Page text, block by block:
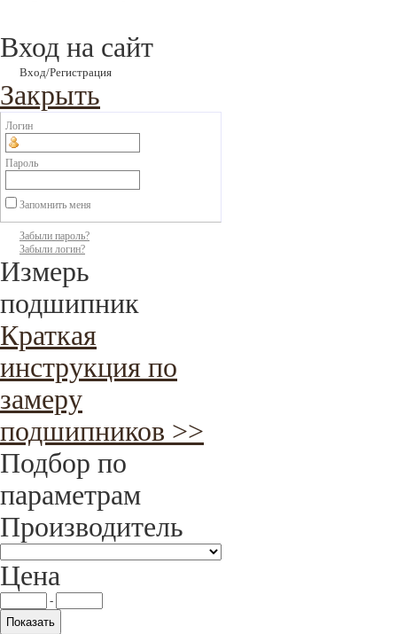
Вход на сайт
Вход/Регистрация
Закрыть
Логин
Пароль
Запомнить меня
Забыли пароль?
Забыли логин?
Измерь
подшипник
Краткая
инструкция по
замеру
подшипников >>
Подбор по
параметрам
Производитель
Цена
-